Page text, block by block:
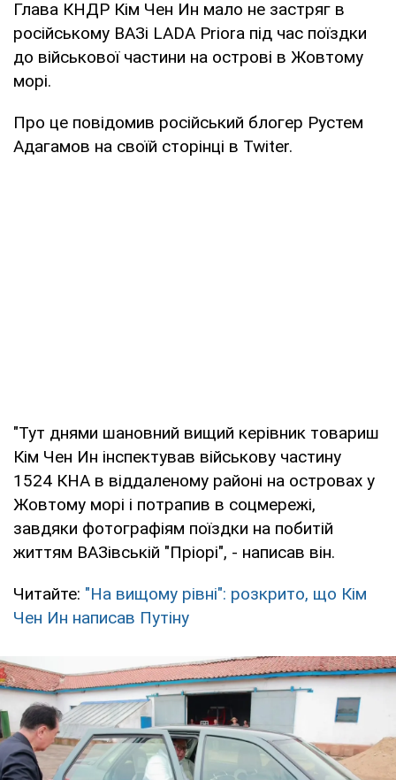
Глава КНДР Кім Чен Ин мало не застряг в
російському ВАЗі LADA Priora під час поїздки
до військової частини на острові в Жовтому
морі.
Про це повідомив російський блогер Рустем
Адагамов на своїй сторінці в Twiter.
"Тут днями шановний вищий керівник товариш
Кім Чен Ин інспектував військову частину
1524 КНА в віддаленому районі на островах у
Жовтому морі і потрапив в соцмережі,
завдяки фотографіям поїздки на побитій
життям ВАЗівській "Пріорі", - написав він.
Читайте: "На вищому рівні": розкрито, що Кім
Чен Ин написав Путіну